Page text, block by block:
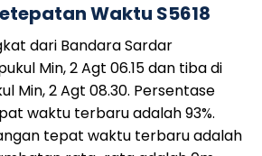
Waktu S5618
dari Bandara Sardar
Min, 2 Agt 06.15 dan tiba di
Min, 2 Agt 08.30. Persentase
waktu terbaru adalah 93%.
tepat waktu terbaru adalah